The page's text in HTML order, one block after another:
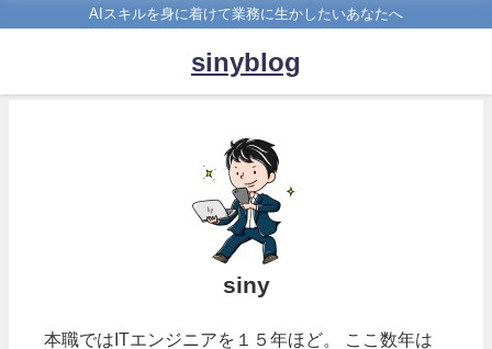
AIスキルを身に着けて業務に生かしたいあなたへ
sinyblog
siny
本職ではITエンジニアを１５年ほど。 ここ数年は